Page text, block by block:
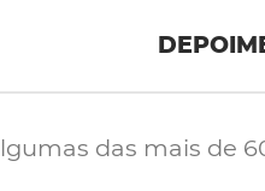
das mais de